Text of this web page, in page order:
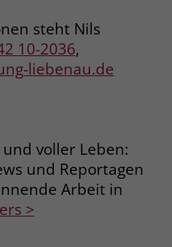
steht Nils
10-2036,
liebenau.de
voller Leben:
und Reportagen
Arbeit in
>
wird gesetzt, wenn ein
darüber,
geklickt wurde,
Erfolge wie z.B.
Kontaktanfragen der